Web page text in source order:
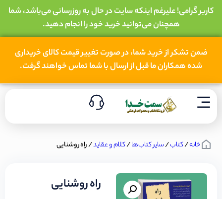
کاربر گرامی! علیرغم اینکه سایت در حال به روزرسانی می‌باشد، شما
همچنان می‌توانید خرید خود را انجام دهید.
ضمن تشکر از خرید شما، در صورت تغییر قیمت کالای خریداری
شده همکاران ما قبل از ارسال با شما تماس خواهند گرفت.
خانه/کتاب/سایر کتاب‌ها/کلام و عقاید/ راه روشنایی
راه روشنایی